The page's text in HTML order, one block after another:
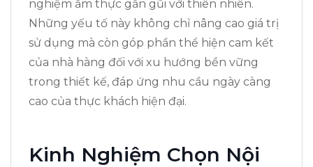
nghiệm ẩm thực gần gũi với thiên nhiên.
Những yếu tố này không chỉ nâng cao giá trị
sử dụng mà còn góp phần thể hiện cam kết
của nhà hàng đối với xu hướng bền vững
trong thiết kế, đáp ứng nhu cầu ngày càng
cao của thực khách hiện đại.
Kinh Nghiệm Chọn Nội